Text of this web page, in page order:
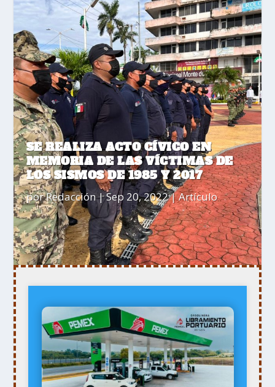
SE REALIZA ACTO CÍVICO EN
MEMORIA DE LAS VÍCTIMAS DE
LOS SISMOS DE 1985 Y 2017
porRedacción|Sep 20, 2022|Artículo